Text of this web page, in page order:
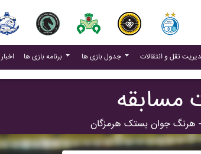
اخبار(current) برنامه بازی ها جدول بازی ها نقل و انتقالات
مسابقه
- هرنگ جوان بستک هرمزگان